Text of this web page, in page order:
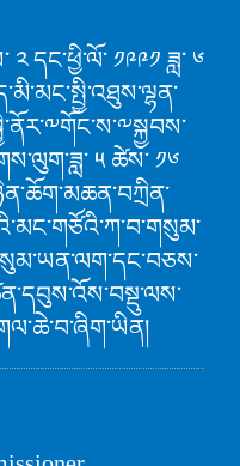
༢ དང་ཕྱི་ལོ་ ༡༩༩༡ ཟླ་ ༦
༥ ཚེས་ ༡༦